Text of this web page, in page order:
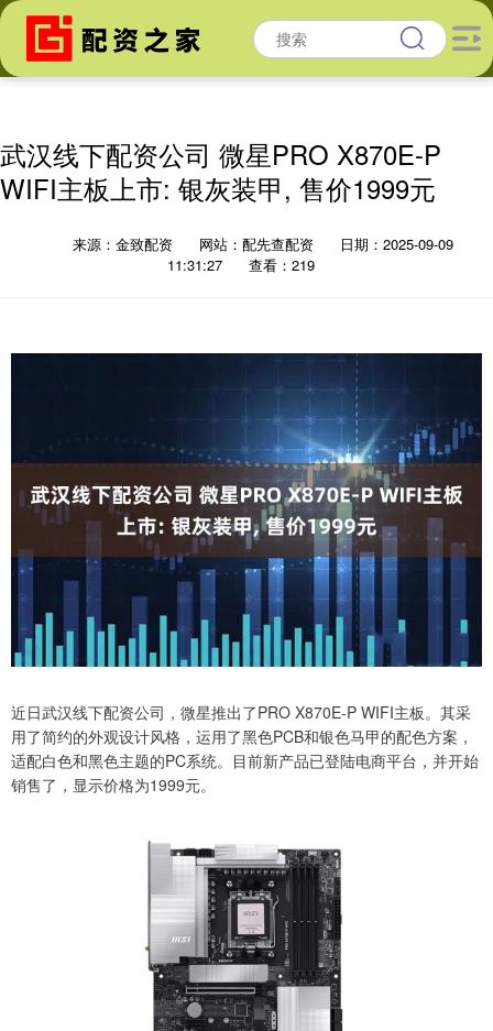
武汉线下配资公司 微星PRO X870E-P
WIFI主板上市: 银灰装甲, 售价1999元
来源：金致配资 网站：配先查配资
日期：2025-09-09
11:31:27
查看：219
近日武汉线下配资公司，微星推出了PRO X870E-P WIFI主板。其采
用了简约的外观设计风格，运用了黑色PCB和银色马甲的配色方案，
适配白色和黑色主题的PC系统。目前新产品已登陆电商平台，并开始
销售了，显示价格为1999元。